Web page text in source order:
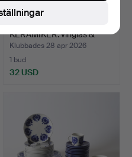
KERAMIKER. vinglas &
karaff,…
Klubbades 28 apr 2026
1 bud
32 USD